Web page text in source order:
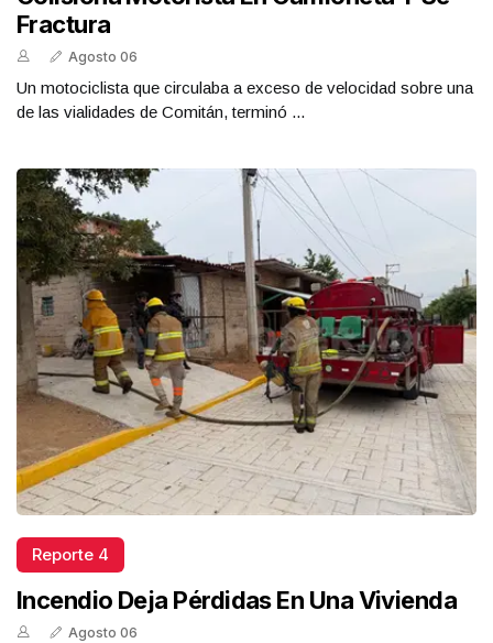
Fractura
Agosto 06
Un motociclista que circulaba a exceso de velocidad sobre una
de las vialidades de Comitán, terminó ...
Reporte 4
Incendio Deja Pérdidas En Una Vivienda
Agosto 06